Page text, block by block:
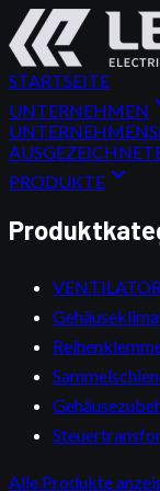
STARTSEITE
UNTERNEHMEN
PRODUKTE expand_more
Alle Produkte